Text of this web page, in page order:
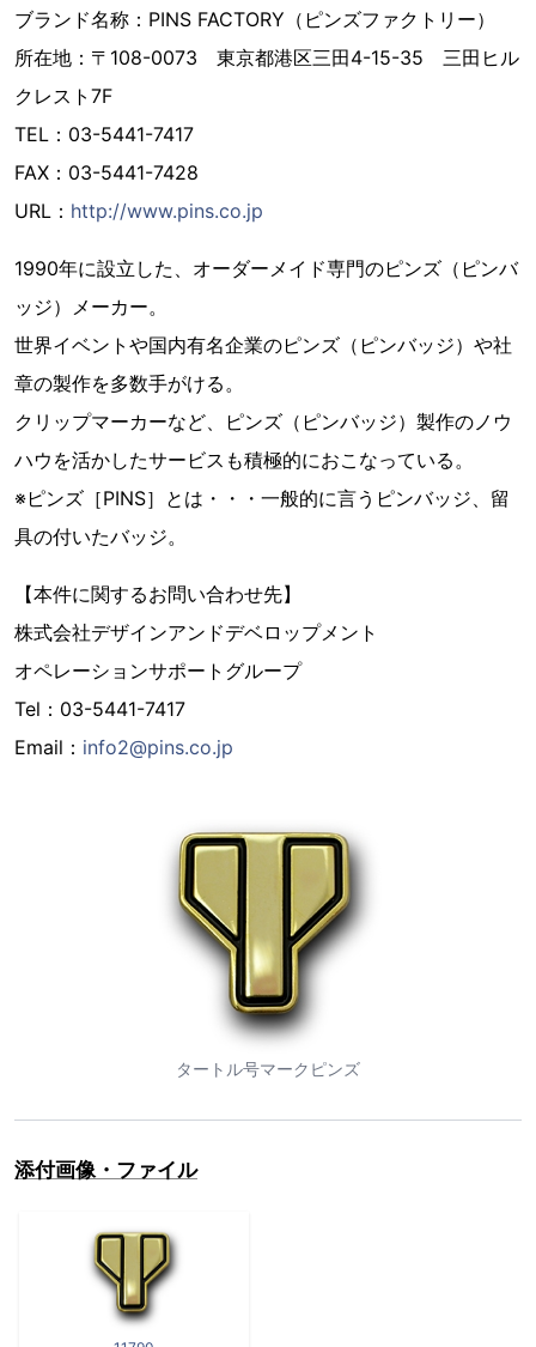
ブランド名称：PINS FACTORY（ピンズファクトリー）
所在地：〒108-0073 東京都港区三田4-15-35 三田ヒル
クレスト7F
TEL：03-5441-7417
FAX：03-5441-7428
URL： http://www.pins.co.jp
1990年に設立した、オーダーメイド専門のピンズ（ピンバ
ッジ）メーカー。
世界イベントや国内有名企業のピンズ（ピンバッジ）や社
章の製作を多数手がける。
クリップマーカーなど、ピンズ（ピンバッジ）製作のノウ
ハウを活かしたサービスも積極的におこなっている。
※ピンズ［PINS］とは・・・一般的に言うピンバッジ、留
具の付いたバッジ。
【本件に関するお問い合わせ先】
株式会社デザインアンドデベロップメント
オペレーションサポートグループ
Tel：03-5441-7417
Email： info2@pins.co.jp
タートル号マークピンズ
添付画像・ファイル